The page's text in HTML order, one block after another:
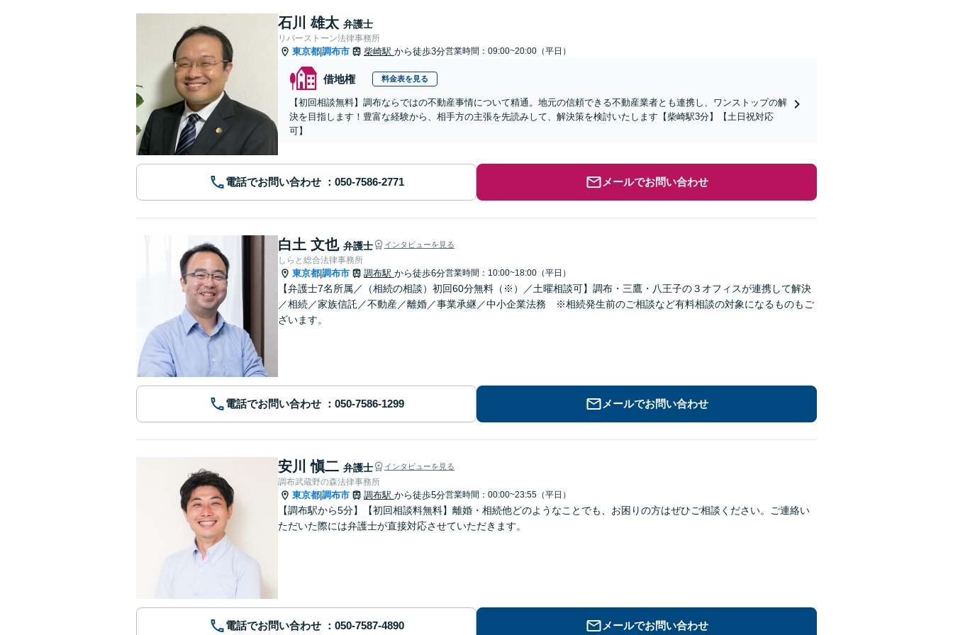
石川 雄太 弁護士
リバーストーン法律事務所
東京都 調布市 柴崎駅 から徒歩3分営業時間：09:00~20:00（平日）
借地権 料金表を見る
【初回相談無料】調布ならではの不動産事情について精通。地元の信頼できる不動産業者とも連携し、ワンストップの解
決を目指します！豊富な経験から、相手方の主張を先読みして、解決策を検討いたします【柴崎駅3分】【土日祝対応
可】
電話でお問い合わせ メールでお問い合わせ
白土 文也 弁護士 インタビューを見る
しらと総合法律事務所
東京都 調布市 調布駅 から徒歩6分営業時間：10:00~18:00（平日）
【弁護士7名所属／（相続の相談）初回60分無料（※）／土曜相談可】調布・三鷹・八王子の３オフィスが連携して解決
／相続／家族信託／不動産／離婚／事業承継／中小企業法務 ※相続発生前のご相談など有料相談の対象になるものもご
ざいます。
電話でお問い合わせ メールでお問い合わせ
安川 愼二 弁護士 インタビューを見る
調布武蔵野の森法律事務所
東京都 調布市 調布駅 から徒歩5分営業時間：00:00~23:55（平日）
【調布駅から5分】【初回相談料無料】離婚・相続他どのようなことでも、お困りの方はぜひご相談ください。ご連絡い
ただいた際には弁護士が直接対応させていただきます。
電話でお問い合わせ メールでお問い合わせ